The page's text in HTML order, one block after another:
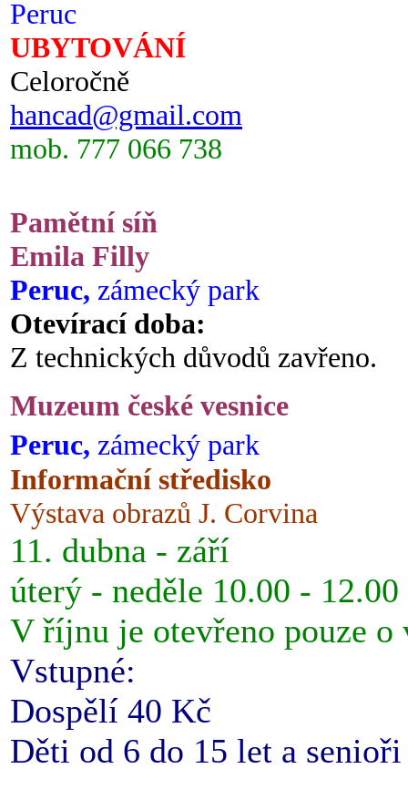
Peruc
UBYTOVÁNÍ
Celoročně
hancad@gmail.com
mob. 777 066 738
Pamětní síň
Emila Filly
Peruc, zámecký park
Otevírací doba:
Z technických důvodů zavřeno.
Muzeum české vesnice
Peruc, zámecký park
Informační středisko
Výstava obrazů J. Corvina
11. dubna - září
úterý - neděle 10.00 -
V říjnu je otevřeno pouze o
Vstupné:
Dospělí 40 Kč
Děti od 6 do 15 let a